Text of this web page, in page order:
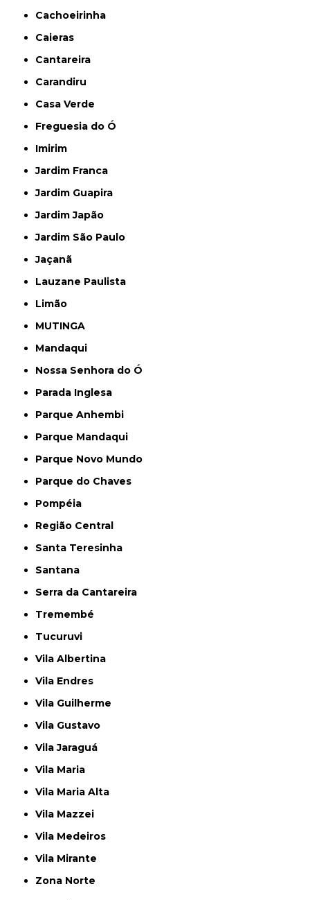
Cachoeirinha
Caieras
Cantareira
Carandiru
Casa Verde
Freguesia do Ó
Imirim
Jardim Franca
Jardim Guapira
Jardim Japão
Jardim São Paulo
Jaçanã
Lauzane Paulista
Limão
MUTINGA
Mandaqui
Nossa Senhora do Ó
Parada Inglesa
Parque Anhembi
Parque Mandaqui
Parque Novo Mundo
Parque do Chaves
Pompéia
Região Central
Santa Teresinha
Santana
Serra da Cantareira
Tremembé
Tucuruvi
Vila Albertina
Vila Endres
Vila Guilherme
Vila Gustavo
Vila Jaraguá
Vila Maria
Vila Maria Alta
Vila Mazzei
Vila Medeiros
Vila Mirante
Zona Norte